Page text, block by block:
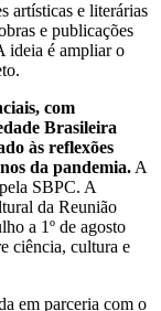
artísticas e literárias
e publicações
ideia é ampliar o
com
Brasileira
às reflexões
da pandemia. A
SBPC. A
da Reunião
a 1º de agosto
ciência, cultura e
em parceria com o